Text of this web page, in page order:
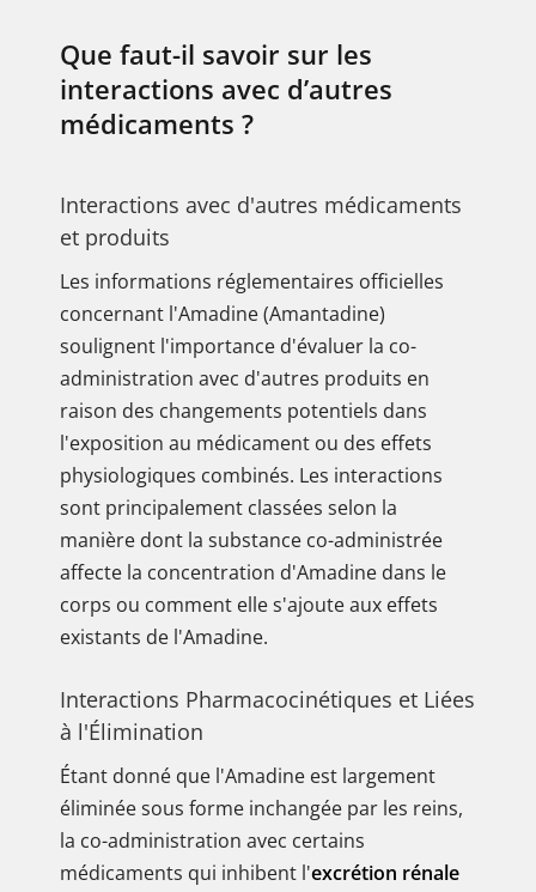
Que faut-il savoir sur les
interactions avec d’autres
médicaments ?
Interactions avec d'autres médicaments
et produits
Les informations réglementaires officielles
concernant l'Amadine (Amantadine)
soulignent l'importance d'évaluer la co-
administration avec d'autres produits en
raison des changements potentiels dans
l'exposition au médicament ou des effets
physiologiques combinés. Les interactions
sont principalement classées selon la
manière dont la substance co-administrée
affecte la concentration d'Amadine dans le
corps ou comment elle s'ajoute aux effets
existants de l'Amadine.
Interactions Pharmacocinétiques et Liées
à l'Élimination
Étant donné que l'Amadine est largement
éliminée sous forme inchangée par les reins,
la co-administration avec certains
médicaments qui inhibent l'excrétion rénale